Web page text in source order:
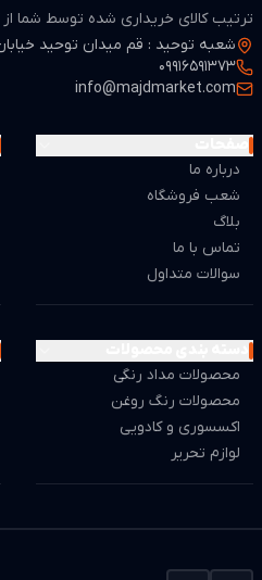
ترتیب کالای خریداری شده توسط شما
از لحاظ قیمت بسیار مطمن و مناسب
شعبه توحید : قم میدان توحید
09916591373
info@majdmarket.com
درباره ما
شعب فروشگاه
بلاگ
تماس با ما
سوالات متداول
محصولات مداد رنگی
محصولات رنگ روغن
اکسسوری و کادویی
لوازم تحریر